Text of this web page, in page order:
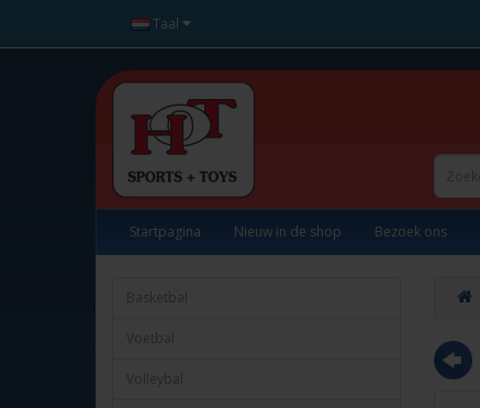
Taal
Startpagina Nieuw in de shop Bezoek ons
Basketbal
Voetbal
Volleybal